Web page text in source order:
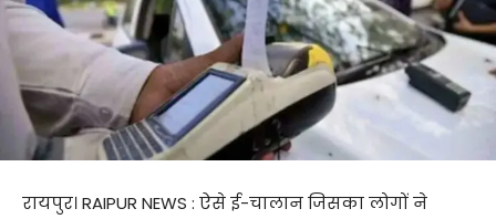
रायपुर। RAIPUR NEWS : ऐसे ई-चालान जिसका लोगों ने